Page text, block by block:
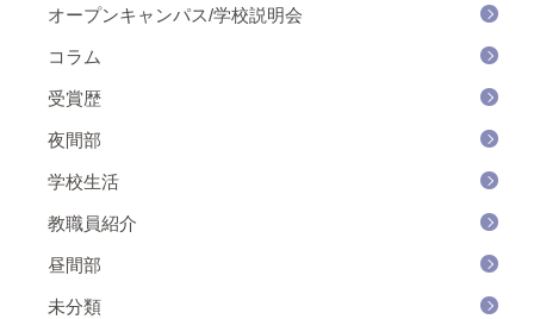
オープンキャンパス/学校説明会
コラム
受賞歴
夜間部
学校生活
教職員紹介
昼間部
未分類